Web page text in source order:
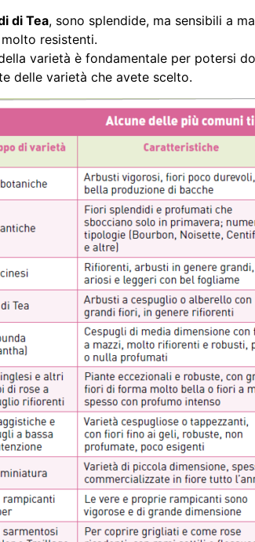
di Tea, sono splendide, ma sensibili a
resistenti.
varietà è fondamentale per potersi
delle varietà che avete scelto.